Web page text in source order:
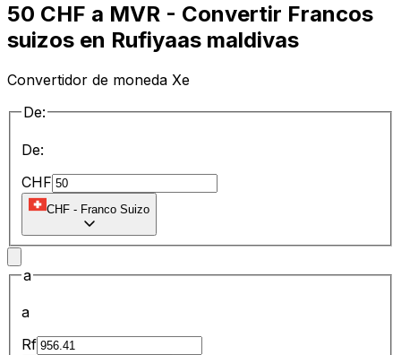
50 CHF a MVR - Convertir Francos
suizos en Rufiyaas maldivas
Convertidor de moneda Xe
De:
De:
CHF
CHF - Franco Suizo
a
a
Rf